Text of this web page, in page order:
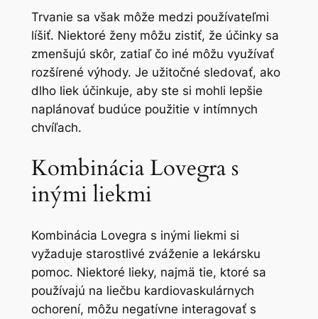
Trvanie sa však môže medzi používateľmi
líšiť. Niektoré ženy môžu zistiť, že účinky sa
zmenšujú skôr, zatiaľ čo iné môžu využívať
rozšírené výhody. Je užitočné sledovať, ako
dlho liek účinkuje, aby ste si mohli lepšie
naplánovať budúce použitie v intímnych
chvíľach.
Kombinácia Lovegra s
inými liekmi
Kombinácia Lovegra s inými liekmi si
vyžaduje starostlivé zváženie a lekársku
pomoc. Niektoré lieky, najmä tie, ktoré sa
používajú na liečbu kardiovaskulárnych
ochorení, môžu negatívne interagovať s